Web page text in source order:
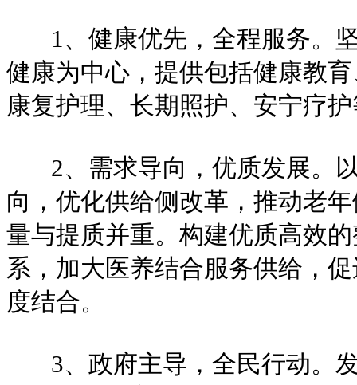
1、健康优先，全程服务。
健康为中心，提供包括健康教
康复护理、长期照护、安宁疗
2、需求导向，优质发展。
向，优化供给侧改革，推动老
量与提质并重。构建优质高效
系，加大医养结合服务供给，
度结合。
3、政府主导，全民行动。